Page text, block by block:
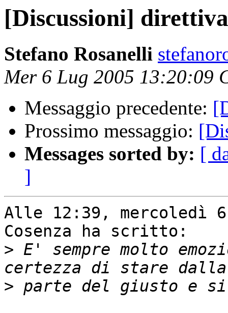
[Discussioni]
Stefano Rosanelli
Mer 6 Lug 2005 13:20:09
Messaggio precedente:
Prossimo messaggio:
Messages sorted by: [
]
Alle 12:39, mercoledì
Cosenza ha scritto:
> E' sempre molto
>